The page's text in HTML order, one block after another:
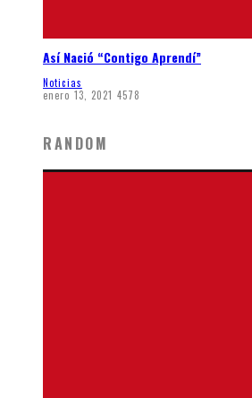
Así Nació “Contigo Aprendí”
Noticias
enero 13, 2021 4578
RANDOM